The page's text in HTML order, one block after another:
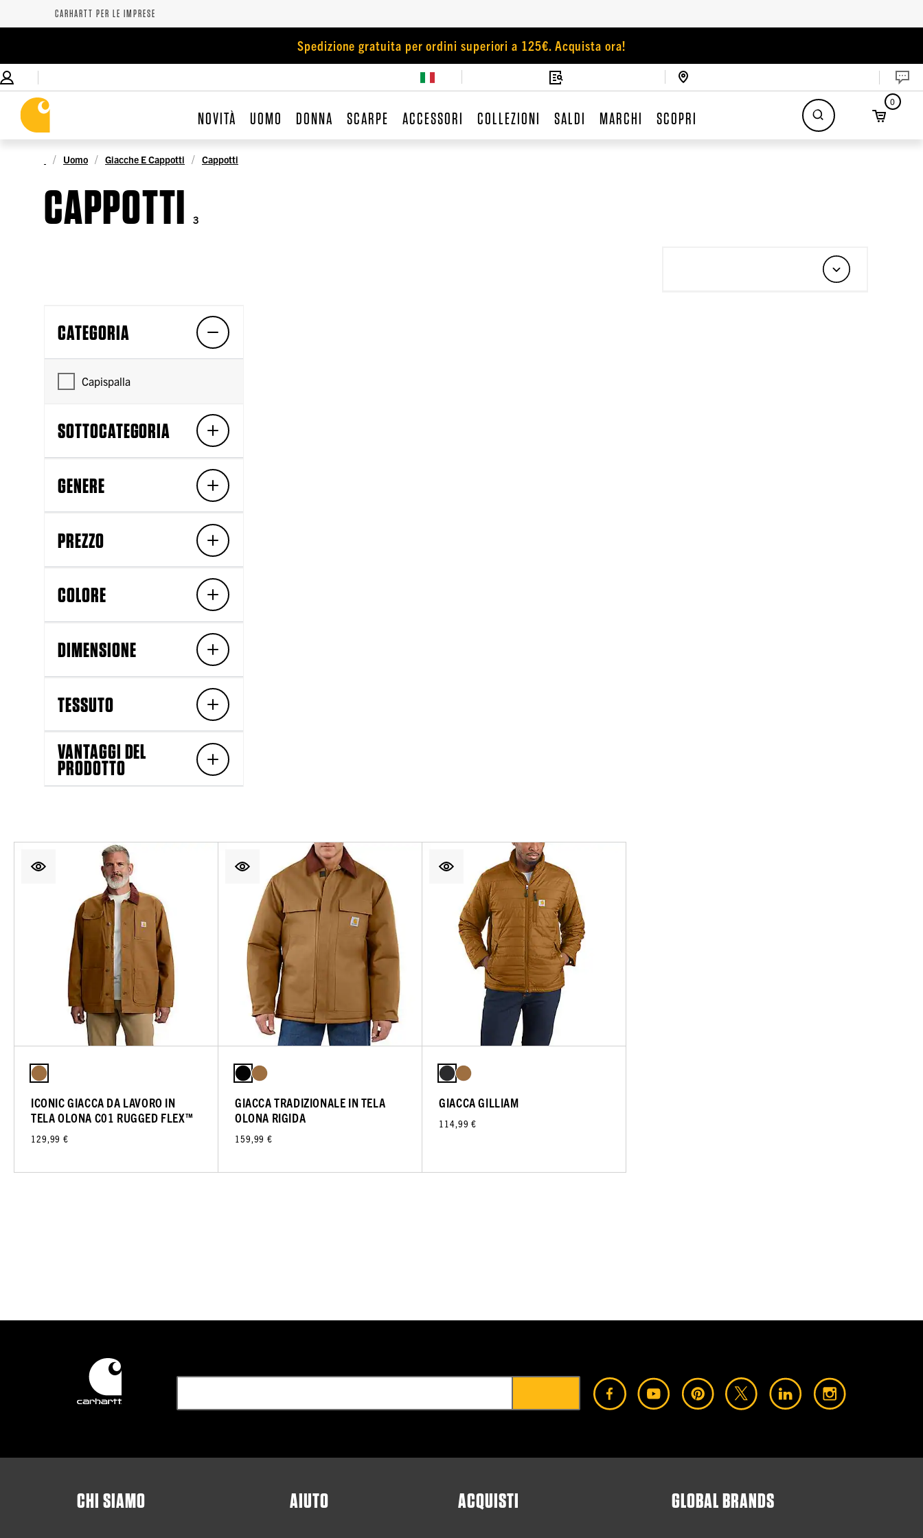
CARHARTT PER LE IMPRESE
Spedizione gratuita per ordini superiori a 125€. Acquista ora!
NOVITÀ UOMO DONNA SCARPE ACCESSORI COLLEZIONI SALDI MARCHI SCOPRI
0
Uomo Giacche E Cappotti Cappotti
CAPPOTTI 3
CATEGORIA
Capispalla
SOTTOCATEGORIA
GENERE
PREZZO
COLORE
DIMENSIONE
TESSUTO
VANTAGGI DEL
PRODOTTO
ICONIC GIACCA DA LAVORO IN
TELA OLONA C01 RUGGED FLEX™
129,99 €
GIACCA TRADIZIONALE IN TELA
OLONA RIGIDA
159,99 €
GIACCA GILLIAM
114,99 €
CHI SIAMO AIUTO ACQUISTI GLOBAL BRANDS